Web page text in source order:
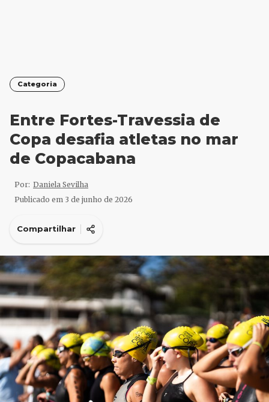
Categoria
Entre Fortes-Travessia de
Copa desafia atletas no mar
de Copacabana
Por: Daniela Sevilha
Publicado em 3 de junho de 2026
Compartilhar